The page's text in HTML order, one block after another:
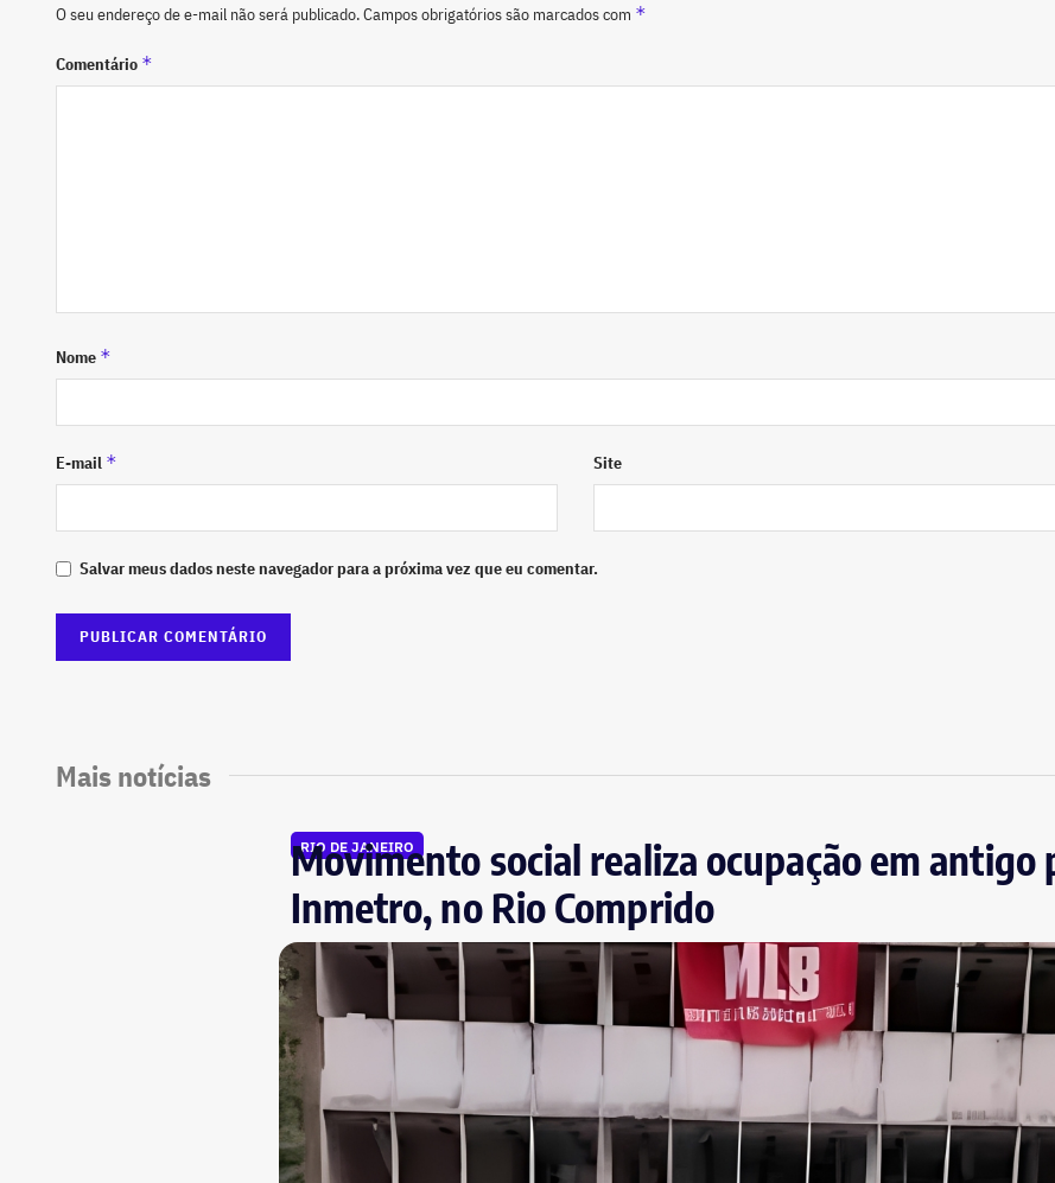
O seu endereço de e-mail não será publicado.Campos obrigatórios são marcados com *
Comentário *
Nome *
E-mail * Site
Salvar meus dados neste navegador para a próxima vez que eu comentar.
Mais notícias
RIO DE JANEIRO
Movimento social realiza ocupação em antigo
Inmetro, no Rio Comprido